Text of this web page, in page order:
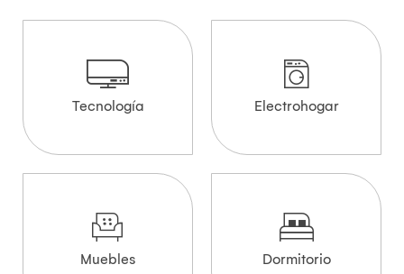
Tecnología Electrohogar
Muebles Dormitorio